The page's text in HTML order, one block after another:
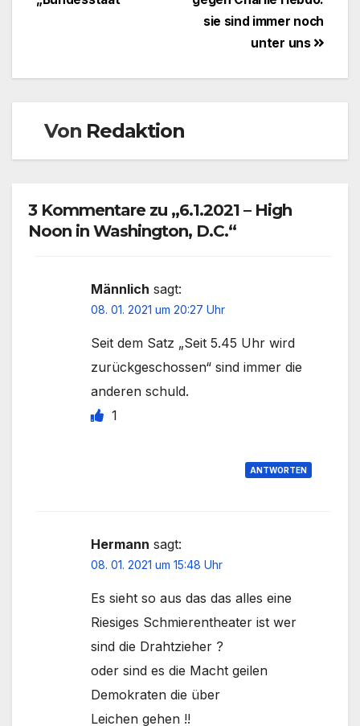
sie sind immer noch
unter uns
Von Redaktion
3 Kommentare zu „6.1.2021 – High
Noon in Washington, D.C.“
Männlich sagt:
08. 01. 2021 um 20:27 Uhr
Seit dem Satz „Seit 5.45 Uhr wird
zurückgeschossen“ sind immer die
anderen schuld.
1
ANTWORTEN
Hermann sagt:
08. 01. 2021 um 15:48 Uhr
Es sieht so aus das das alles eine
Riesiges Schmierentheater ist wer
sind die Drahtzieher ?
oder sind es die Macht geilen
Demokraten die über
Leichen gehen !!